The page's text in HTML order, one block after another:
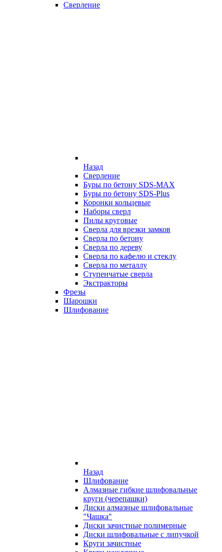
Сверление
Назад
Сверление
Буры по бетону SDS-MAX
Буры по бетону SDS-Plus
Коронки кольцевые
Наборы сверл
Пилы круговые
Сверла для врезки замков
Сверла по бетону
Сверла по дереву
Сверла по кафелю и стеклу
Сверла по металлу
Ступенчатые сверла
Экстракторы
Фрезы
Шарошки
Шлифование
Назад
Шлифование
Алмазные гибкие шлифовальные
круги (черепашки)
Диски алмазные шлифовальные
"Чашка"
Диски зачистные полимерные
Диски шлифовальные с липучкой
Круги зачистные